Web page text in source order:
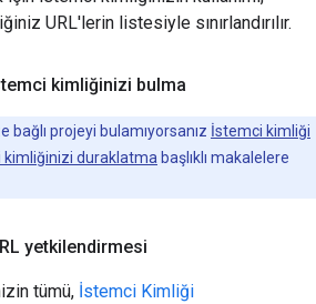
URL'lerin listesiyle sınırlandırılır.
kimliğinizi bulma
bağlı projeyi bulamıyorsanız İstemci kimliği
kimliğinizi duraklatma başlıklı makalelere
yetkilendirmesi
tümü, İstemci Kimliği